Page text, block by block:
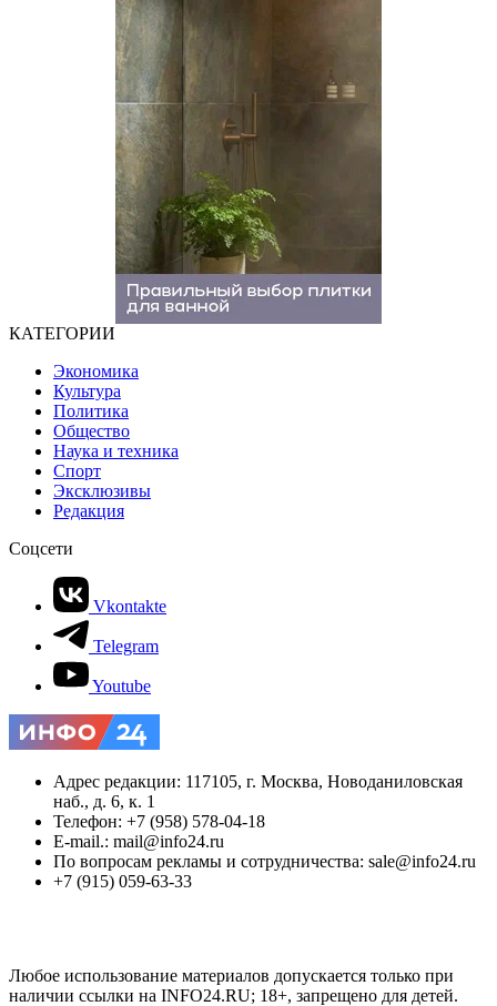
КАТЕГОРИИ
Экономика
Культура
Политика
Общество
Наука и техника
Спорт
Эксклюзивы
Редакция
Соцсети
Vkontakte
Telegram
Youtube
Адрес редакции: 117105, г. Москва, Новоданиловская
наб., д. 6, к. 1
Телефон: +7 (958) 578-04-18
E-mail.: mail@info24.ru
По вопросам рекламы и сотрудничества: sale@info24.ru
+7 (915) 059-63-33
Любое использование материалов допускается только при
наличии ссылки на INFO24.RU; 18+, запрещено для детей.